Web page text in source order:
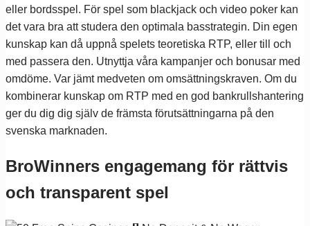
eller bordsspel. För spel som blackjack och video poker kan
det vara bra att studera den optimala basstrategin. Din egen
kunskap kan då uppnå spelets teoretiska RTP, eller till och
med passera den. Utnyttja våra kampanjer och bonusar med
omdöme. Var jämt medveten om omsättningskraven. Om du
kombinerar kunskap om RTP med en god bankrullshantering
ger du dig dig själv de främsta förutsättningarna på den
svenska marknaden.
BroWinners engagemang för rättvis
och transparent spel